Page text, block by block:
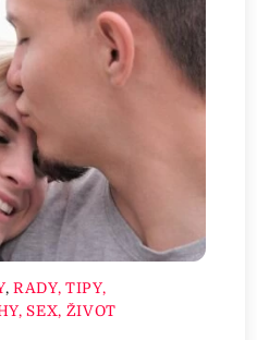
, RADY, TIPY,
SEX, ŽIVOT